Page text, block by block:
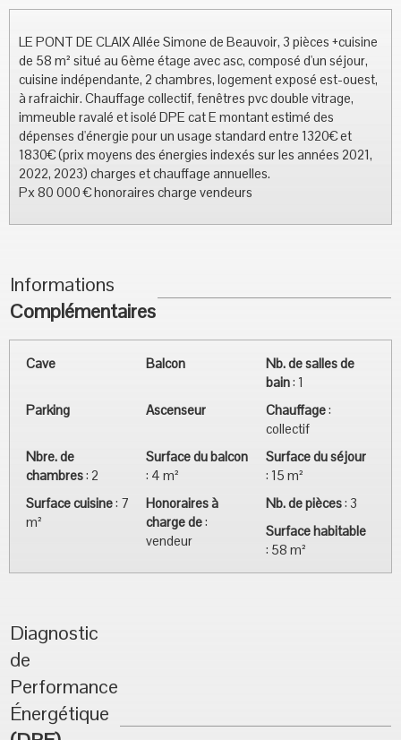
LE PONT DE CLAIX Allée Simone de Beauvoir, 3 pièces +cuisine
de 58 m² situé au 6ème étage avec asc, composé d'un séjour,
cuisine indépendante, 2 chambres, logement exposé est-ouest,
à rafraichir. Chauffage collectif, fenêtres pvc double vitrage,
immeuble ravalé et isolé DPE cat E montant estimé des
dépenses d'énergie pour un usage standard entre 1320€ et
1830€ (prix moyens des énergies indexés sur les années 2021,
2022, 2023) charges et chauffage annuelles.
Px 80 000 € honoraires charge vendeurs
Informations
Complémentaires
Cave Balcon
Nb. de salles de
bain: 1
Parking
Ascenseur Chauffage:
collectif
Nbre. de
chambres:2
Surface du balcon
: 4 m²
Surface du séjour
: 15 m²
Surface cuisine: 7
m²
Honoraires à
charge de:
vendeur
Nb. de pièces: 3
Surface habitable
: 58 m²
Diagnostic
de
Performance
Énergétique